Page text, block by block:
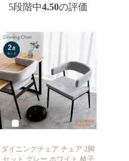
5段階中4.50の評価
ダイニングチェア チェア 2脚